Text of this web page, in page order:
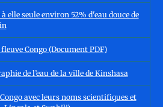
elle seule environ 52% d'eau douce de
Congo (Document PDF)
de l’eau de la ville de Kinshasa
avec leurs noms scientifiques et